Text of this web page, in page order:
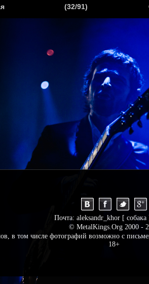
НОВОСТИ АНОНСЫ
(32/91)
Почта: aleksandr_khor [
© MetalKings.Org 2000 -
в том числе фотографий возможно с
18+